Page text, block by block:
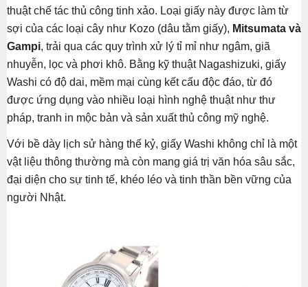
thuật chế tác thủ công tinh xảo. Loại giấy này được làm từ
sợi của các loại cây như Kozo (dâu tằm giấy), Mitsumata và
Gampi, trải qua các quy trình xử lý tỉ mỉ như ngâm, giã
nhuyễn, lọc và phơi khô. Bằng kỹ thuật Nagashizuki, giấy
Washi có độ dai, mềm mại cùng kết cấu độc đáo, từ đó
được ứng dụng vào nhiều loại hình nghệ thuật như thư
pháp, tranh in mộc bản và sản xuất thủ công mỹ nghệ.
Với bề dày lịch sử hàng thế kỷ, giấy Washi không chỉ là một
vật liệu thông thường mà còn mang giá trị văn hóa sâu sắc,
đại diện cho sự tinh tế, khéo léo và tinh thần bền vững của
người Nhật.